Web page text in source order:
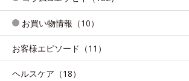
お買い物情報（10）
お客様エピソード（11）
ヘルスケア（18）